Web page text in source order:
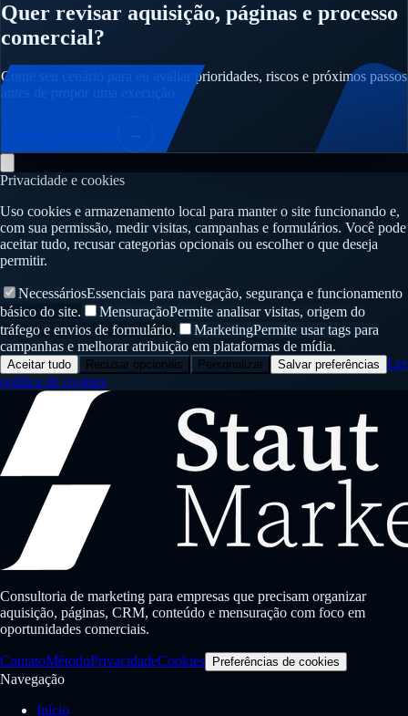
Quer revisar aquisição, páginas e processo
comercial?
Conte seu cenário para eu avaliar prioridades, riscos e próximos passos
Privacidade e cookies
Uso cookies e armazenamento local para manter o site funcionando e,
com sua permissão, medir visitas, campanhas e formulários. Você pode
aceitar tudo, recusar categorias opcionais ou escolher o que deseja
permitir.
NecessáriosEssenciais para navegação, segurança e funcionamento
básico do site.
MensuraçãoPermite analisar visitas, origem do
tráfego e envios de formulário.
MarketingPermite usar tags para
campanhas e melhorar atribuição em plataformas de mídia.
Aceitar tudo Recusar opcionais Personalizar Salvar preferências Ler
política de cookies
Consultoria de marketing para empresas que precisam organizar
aquisição, páginas, CRM, conteúdo e mensuração com foco em
oportunidades comerciais.
ContatoMétodoPrivacidadeCookies Preferências de cookies
Navegação
Início